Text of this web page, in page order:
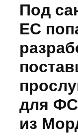
Под
ЕС
для
из